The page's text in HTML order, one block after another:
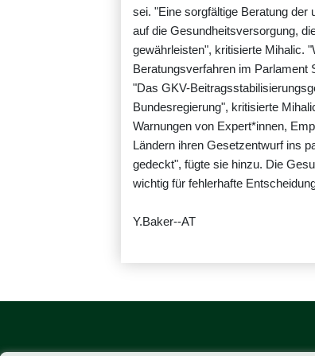
sei. "Eine sorgfältige Beratung
auf die Gesundheitsversorgung,
gewährleisten", kritisierte Mihalic.
Beratungsverfahren im Parlament
"Das GKV-
Bundesregierung", kritisierte
Warnungen von Expert*innen,
Ländern ihren Gesetzentwurf ins
gedeckt", fügte sie hinzu. Die
wichtig für fehlerhafte
Y.Baker--AT